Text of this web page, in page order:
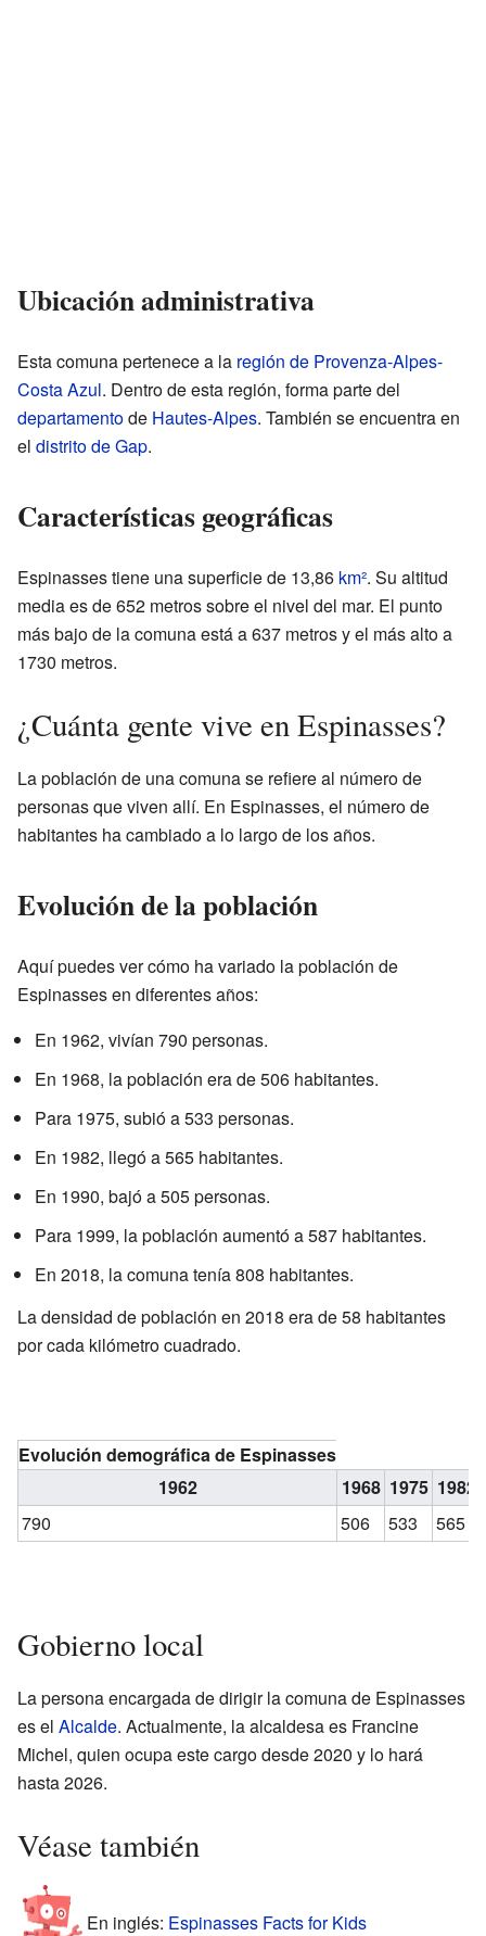
Ubicación administrativa
Esta comuna pertenece a la región de Provenza-Alpes-
Costa Azul. Dentro de esta región, forma parte del
departamentode Hautes-Alpes. También se encuentra en
el distrito de Gap.
Características geográficas
Espinasses tiene una superficie de 13,86 km². Su altitud
media es de 652 metros sobre el nivel del mar. El punto
más bajo de la comuna está a 637 metros y el más alto a
1730 metros.
¿Cuánta gente vive en Espinasses?
La población de una comuna se refiere al número de
personas que viven allí. En Espinasses, el número de
habitantes ha cambiado a lo largo de los años.
Evolución de la población
Aquí puedes ver cómo ha variado la población de
Espinasses en diferentes años:
En 1962, vivían 790 personas.
En 1968, la población era de 506 habitantes.
Para 1975, subió a 533 personas.
En 1982, llegó a 565 habitantes.
En 1990, bajó a 505 personas.
Para 1999, la población aumentó a 587 habitantes.
En 2018, la comuna tenía 808 habitantes.
La densidad de población en 2018 era de 58 habitantes
por cada kilómetro cuadrado.
Evolución demográfica de Espinasses
1962
1968 1975 1982
790
506 533 565
Gobierno local
La persona encargada de dirigir la comuna de Espinasses
es el Alcalde. Actualmente, la alcaldesa es Francine
Michel, quien ocupa este cargo desde 2020 y lo hará
hasta 2026.
Véase también
En inglés: Espinasses Facts for Kids